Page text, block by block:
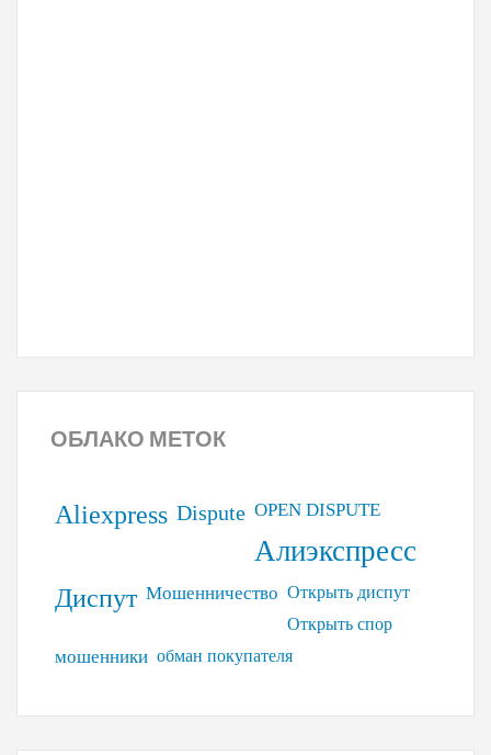
ОБЛАКО МЕТОК
Aliexpress Dispute OPEN DISPUTE
Алиэкспресс
Диспут Мошенничество Открыть диспут
Открыть спор
мошенники обман покупателя